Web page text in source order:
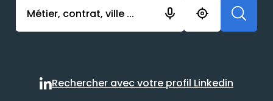
Rechercher avec votre
Rechercher avec votre profil Linkedin